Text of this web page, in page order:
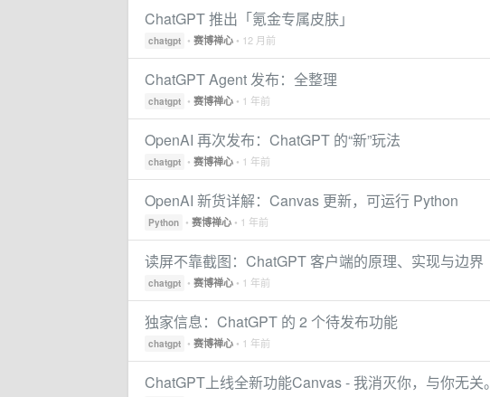
ChatGPT 推出「氪金专属皮肤」
chatgpt • 赛博禅心 • 12 月前
ChatGPT Agent 发布：全整理
chatgpt • 赛博禅心 • 1 年前
OpenAI 再次发布：ChatGPT 的“新”玩法
chatgpt • 赛博禅心 • 1 年前
OpenAI 新货详解：Canvas 更新，可运行 Python
Python • 赛博禅心 • 1 年前
读屏不靠截图：ChatGPT 客户端的原理、实现与边界
chatgpt • 赛博禅心 • 1 年前
独家信息：ChatGPT 的 2 个待发布功能
chatgpt • 赛博禅心 • 1 年前
ChatGPT上线全新功能Canvas - 我消灭你，与你无关。